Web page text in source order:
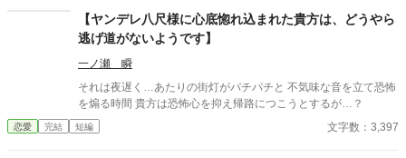
【ヤンデレ八尺様に心底惚れ込まれた貴方は、どうやら
逃げ道がないようです】
一ノ瀬 瞬
それは夜遅く…あたりの街灯がパチパチと 不気味な音を立て恐怖
を煽る時間 貴方は恐怖心を抑え帰路につこうとするが…？
恋愛 完結 短編 文字数：3,397